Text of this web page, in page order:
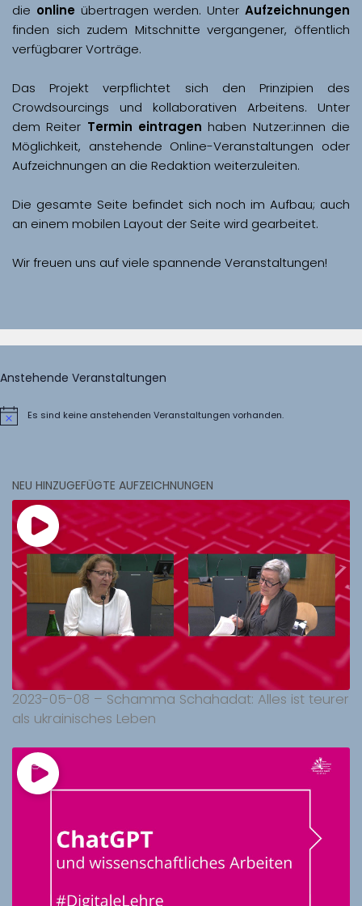
die online übertragen werden. Unter Aufzeichnungen
finden sich zudem Mitschnitte vergangener, öffentlich
Das Projekt verpflichtet sich den Prinzipien des
Crowdsourcings und kollaborativen Arbeitens. Unter
dem Reiter Termin eintragen haben Nutzer:innen die
Möglichkeit, anstehende Online-Veranstaltungen oder
Aufzeichnungen an die Redaktion weiterzuleiten.
Die gesamte Seite befindet sich noch im Aufbau; auch
Wir freuen uns auf viele spannende Veranstaltungen!
Anstehende Veranstaltungen
HinweisEs sind keine anstehenden Veranstaltungen vorhanden.
NEU HINZUGEFÜGTE AUFZEICHNUNGEN
2023-05-08 – Schamma Schahadat: Alles ist teurer
als ukrainisches Leben